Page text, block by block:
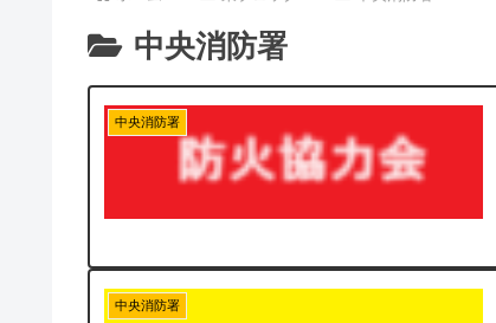
中央消防署
中央消防署
中央消防署